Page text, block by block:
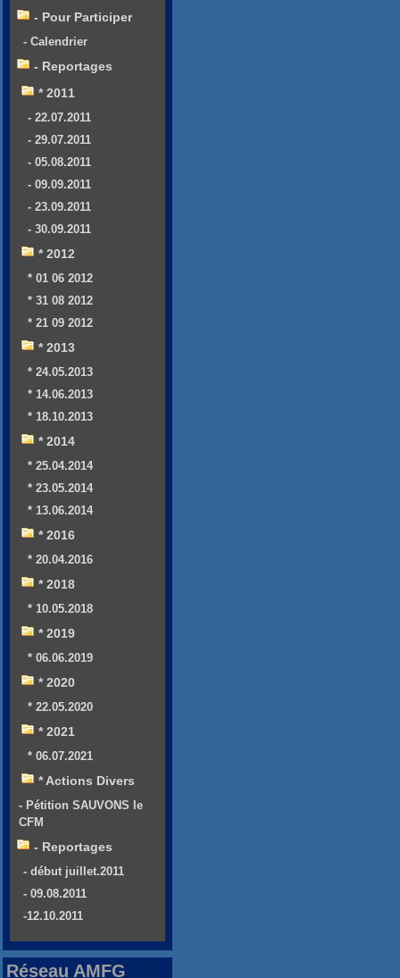
- Pour Participer
- Calendrier
- Reportages
* 2011
- 22.07.2011
- 29.07.2011
- 05.08.2011
- 09.09.2011
- 23.09.2011
- 30.09.2011
* 2012
* 01 06 2012
* 31 08 2012
* 21 09 2012
* 2013
* 24.05.2013
* 14.06.2013
* 18.10.2013
* 2014
* 25.04.2014
* 23.05.2014
* 13.06.2014
* 2016
* 20.04.2016
* 2018
* 10.05.2018
* 2019
* 06.06.2019
* 2020
* 22.05.2020
* 2021
* 06.07.2021
* Actions Divers
- Pétition SAUVONS le
CFM
- Reportages
- début juillet.2011
- 09.08.2011
-12.10.2011
Réseau AMFG